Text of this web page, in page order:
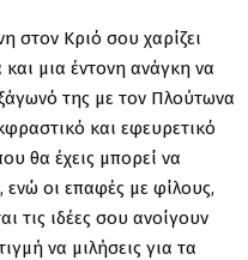
στον Κριό σου χαρίζει
και μια έντονη ανάγκη να
της με τον Πλούτωνα
και εφευρετικό
θα έχεις μπορεί να
ενώ οι επαφές με φίλους,
τις ιδέες σου ανοίγουν
να μιλήσεις για τα